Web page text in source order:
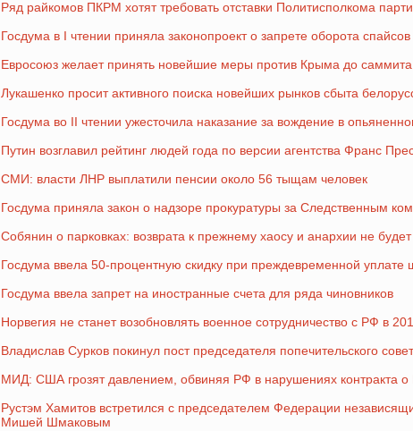
Ряд райкомов ПКРМ хотят требовать отставки Политисполкома
Госдума в I чтении приняла законопроект о запрете оборота
Евросоюз желает принять новейшие меры против Крыма до
Лукашенко просит активного поиска новейших рынков сбыта
Госдума во II чтении ужесточила наказание за вождение в
Путин возглавил рейтинг людей года по версии агентства Франс
СМИ: власти ЛНР выплатили пенсии около 56 тыщам человек
Госдума приняла закон о надзоре прокуратуры за Следственным
Собянин о парковках: возврата к прежнему хаосу и анархии не будет
Госдума ввела 50-процентную скидку при преждевременной
Госдума ввела запрет на иностранные счета для ряда чиновников
Норвегия не станет возобновлять военное сотрудничество с РФ в
Владислав Сурков покинул пост председателя попечительского
МИД: США грозят давлением, обвиняя РФ в нарушениях контракта
Рустэм Хамитов встретился с председателем Федерации
Мишей Шмаковым